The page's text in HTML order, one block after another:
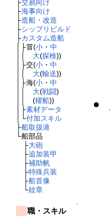
├交易向け
├海事向け
├造船・改造
├シップリビルド
├カスタム造船
│├冒(小・ 中
大(探検))
│├交(小・ 中
大(輸送))
│├海(小・ 中
大(戦闘)
││ (櫂船))
│├素材データ
│└付加スキル
├船取扱港
└船部品
├大砲
├追加装甲
├補助帆
├特殊兵装
├船首像
└紋章
↑
職・スキル